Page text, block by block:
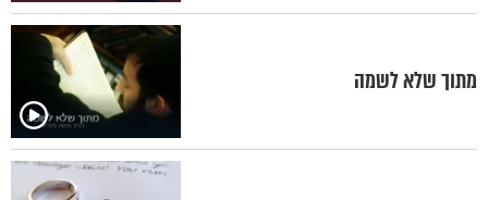
מתוך שלא לשמה